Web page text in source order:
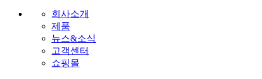
회사소개
제품
뉴스&소식
고객센터
쇼핑몰